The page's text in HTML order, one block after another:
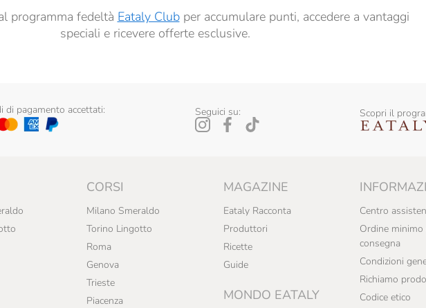
programma fedeltà Eataly Clubper accumulare punti, accedere a vantaggi
speciali e ricevere offerte esclusive.
di pagamento accettati: Seguici su: Scopri il
CORSI
Milano Smeraldo
Torino Lingotto
Roma
Genova
Trieste
Piacenza
MAGAZINE
Eataly Racconta
Produttori
Ricette
Guide
MONDO EATALY
Centro
Ordine
consegna
Condizioni
Richiamo
Codice etico